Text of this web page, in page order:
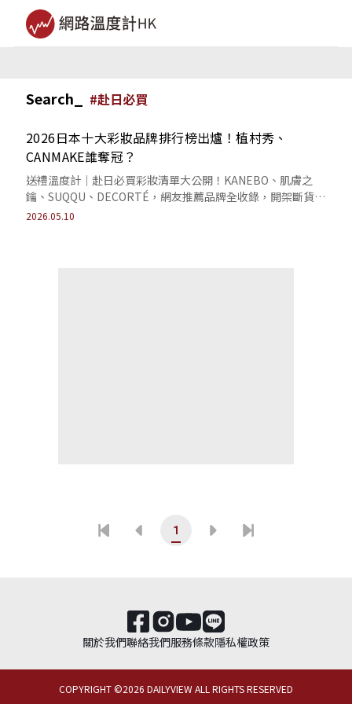
Search_ #赴日必買
2026日本十大彩妝品牌排行榜出爐！植村秀、
CANMAKE誰奪冠？
送禮溫度計｜赴日必買彩妝清單大公開！KANEBO、肌膚之
鑰、SUQQU、DECORTÉ，網友推薦品牌全收錄，開架斷貨神
器到頂級專櫃底妝通通有。
2026.05.10
1
關於我們聯絡我們服務條款隱私權政策
COPYRIGHT ©2026 DAILYVIEW ALL RIGHTS RESERVED